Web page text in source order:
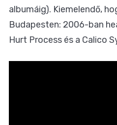
albumáig). Kiemelendő,
Budapesten: 2006-ban
Hurt Process és a Calico